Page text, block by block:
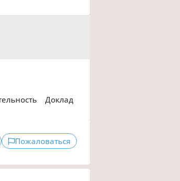
Доклад
Пожаловаться